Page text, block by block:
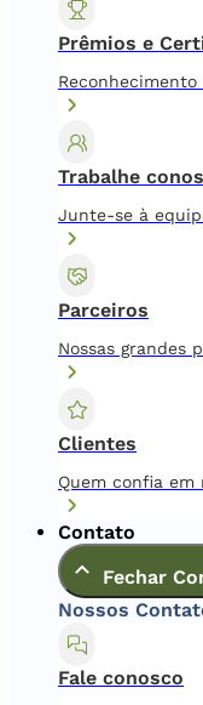
Prêmios e
Trabalhe
Junte-se à
Parceiros
Nossas grandes
Clientes
Quem confia em
Contato
Fechar
Nossos
Fale conosco